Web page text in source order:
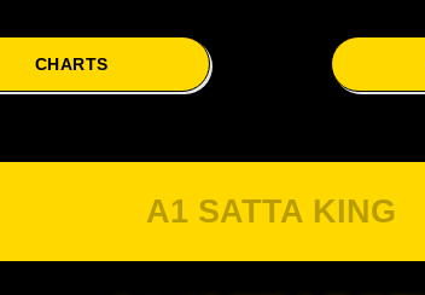
CHARTS
A1 SATTA KING